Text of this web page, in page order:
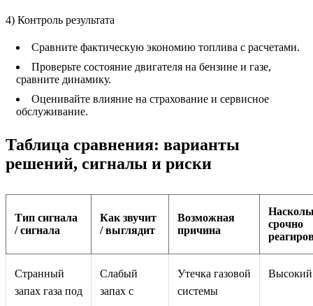
4) Контроль результата
Сравните фактическую экономию топлива с расчетами.
Проверьте состояние двигателя на бензине и газе,
сравните динамику.
Оценивайте влияние на страхование и сервисное
обслуживание.
Таблица сравнения: варианты
решений, сигналы и риски
Тип сигнала
/ сигнала
Как звучит
/ выглядит
Возможная
причина
срочно
Странный
запах газа под
Слабый
запах с
Утечка газовой
системы
Высокий